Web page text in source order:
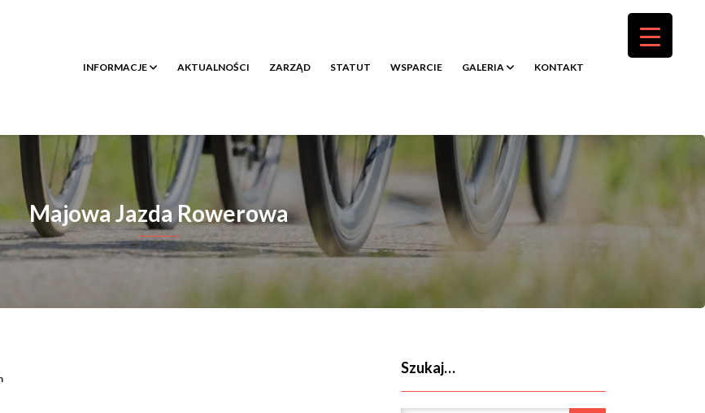
INFORMACJE AKTUALNOŚCI ZARZĄD STATUT WSPARCIE GALERIA KONTAKT
Majowa Jazda Rowerowa
Szukaj…